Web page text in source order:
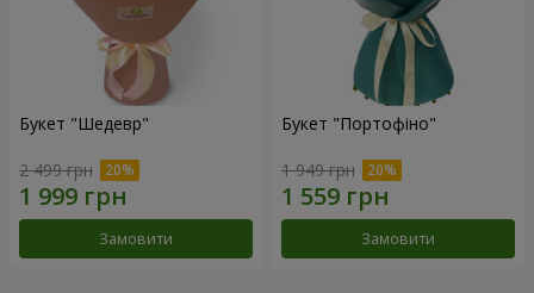
Букет "Шедевр"
2 499 грн
Замовити
Букет "Портофіно"
1 949 грн
Замовити